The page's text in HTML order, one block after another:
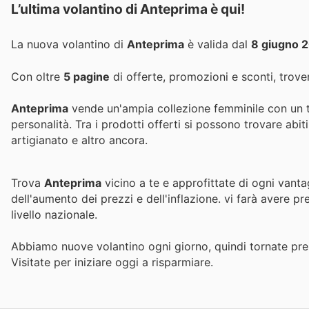
L’ultima volantino di Anteprima è qui!
La nuova volantino di Anteprima è valida dal 8 giugno
Con oltre 5 pagine di offerte, promozioni e sconti,
Anteprima vende un'ampia collezione femminile con
personalità. Tra i prodotti offerti si possono trovare
artigianato e altro ancora.
Trova Anteprima vicino a te e approfittate di ogni
dell'aumento dei prezzi e dell'inflazione. vi farà avere
livello nazionale.
Abbiamo nuove volantino ogni giorno, quindi tornate
Visitate per iniziare oggi a risparmiare.